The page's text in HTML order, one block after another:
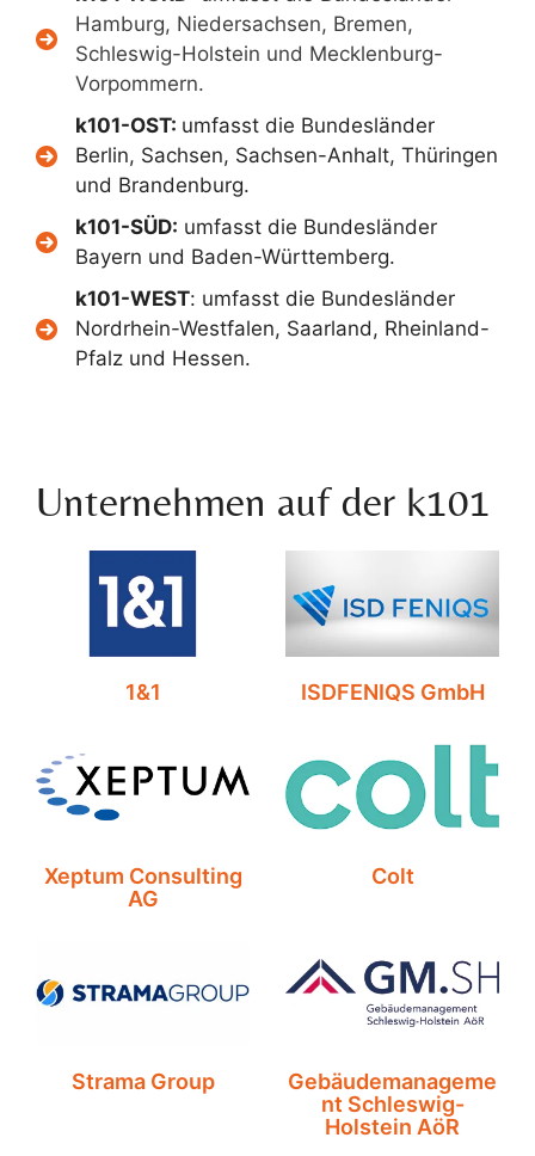
Hamburg, Niedersachsen, Bremen,
Schleswig-Holstein und Mecklenburg-
Vorpommern.
k101-OST: umfasst die Bundesländer
Berlin, Sachsen, Sachsen-Anhalt, Thüringen
und Brandenburg.
k101-SÜD: umfasst die Bundesländer
Bayern und Baden-Württemberg.
k101-WEST: umfasst die Bundesländer
Nordrhein-Westfalen, Saarland, Rheinland-
Pfalz und Hessen.
Unternehmen auf der k101
1&1 ISDFENIQS GmbH
Xeptum Consulting
AG
Colt
Strama Group
Gebäudemanageme
nt Schleswig-
Holstein AöR